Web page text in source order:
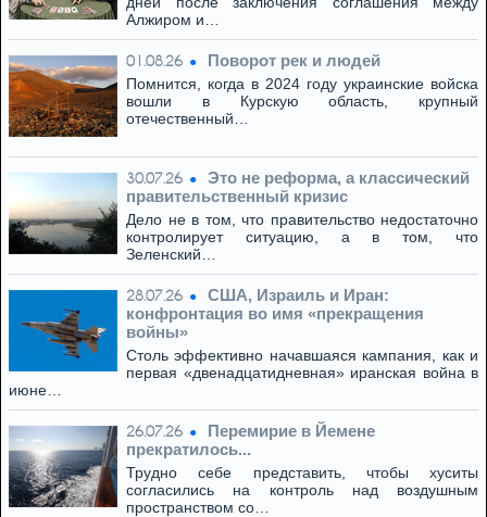
Алжиром и…
01.08.26 Поворот рек и людей
Помнится, когда в 2024 году украинские войска
вошли в Курскую область, крупный
отечественный…
30.07.26
Это не реформа, а классический
правительственный кризис
Дело не в том, что правительство недостаточно
контролирует ситуацию, а в том, что
Зеленский…
28.07.26
США, Израиль и Иран:
конфронтация во имя «прекращения
войны»
Столь эффективно начавшаяся кампания, как и
первая «двенадцатидневная» иранская война в
июне…
26.07.26
Перемирие в Йемене
прекратилось...
Трудно себе представить, чтобы хуситы
согласились на контроль над воздушным
пространством со…